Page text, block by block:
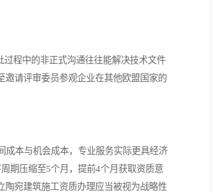
程中的非正式沟通往往能解决技术文件
邀请评审委员参观企业在其他欧盟国家的
本与机会成本，专业服务实际更具经济
期压缩至5个月，提前4个月获取资质意
陶宛建筑施工资质办理应当被视为战略性